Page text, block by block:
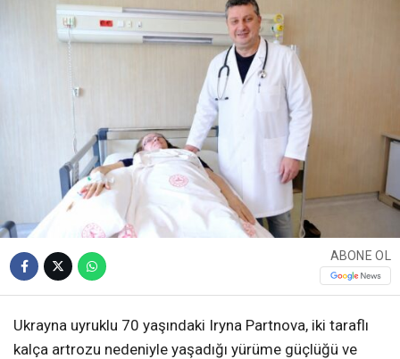
ABONE OL
Ukrayna uyruklu 70 yaşındaki Iryna Partnova, iki taraflı
kalça artrozu nedeniyle yaşadığı yürüme güçlüğü ve